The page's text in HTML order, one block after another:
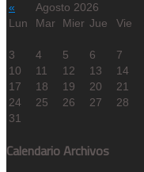
« Agosto 2026
Lun
Mar Mier Jue Vie
3
4 5 6 7
10
11 12 13 14
17
18 19 20 21
24
25 26 27 28
31
Calendario Archivos